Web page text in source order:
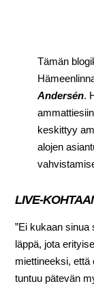
Tämän
Andersén.
keskittyy
alojen
LIVE-
”Ei kukaan sinua
läppä, jota
miettineeksi, että
tuntuu pätevän